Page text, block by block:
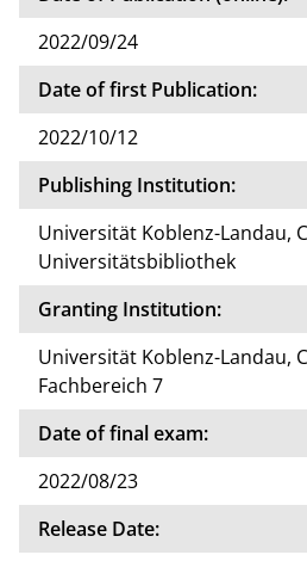
2022/09/24
Date of first Publication:
2022/10/12
Publishing Institution:
Universität Koblenz-Landau,
Universitätsbibliothek
Granting Institution:
Universität Koblenz-Landau,
Fachbereich 7
Date of final exam:
2022/08/23
Release Date: